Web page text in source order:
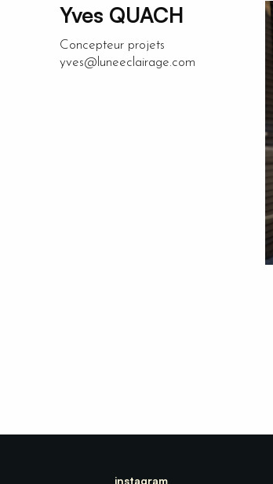
Yves QUACH
Concepteur projets
yves@luneeclairage.com
instagram